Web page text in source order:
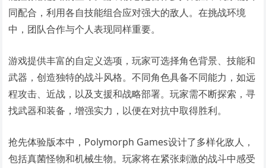
同配合，利用各自技能组合应对强大的敌人。在挑战环境
中，团队合作与个人表现同样重要。
游戏提供丰富的自定义选项，玩家可选择角色背景、技能和
武器，创造独特的战斗风格。不同角色具备不同能力，如远
程攻击、近战，以及支援和战略部署。玩家需不断探索，寻
找武器和装备，增强实力，以便在对抗中取得胜利。
抢先体验版本中，Polymorph Games设计了多样化敌人，
包括真菌怪物和机械生物。玩家将在紧张刺激的战斗中感受